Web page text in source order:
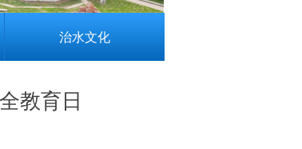
治水文化
教育日